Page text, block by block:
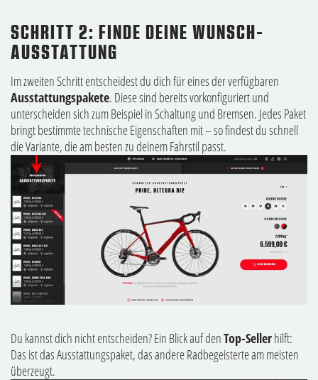
SCHRITT 2: FINDE DEINE WUNSCH-
AUSSTATTUNG
Im zweiten Schritt entscheidest du dich für eines der verfügbaren
Ausstattungspakete. Diese sind bereits vorkonfiguriert und
unterscheiden sich zum Beispiel in Schaltung und Bremsen. Jedes Paket
bringt bestimmte technische Eigenschaften mit – so findest du schnell
die Variante, die am besten zu deinem Fahrstil passt.
Du kannst dich nicht entscheiden? Ein Blick auf denTop-Sellerhilft:
Das ist das Ausstattungspaket, das andere Radbegeisterte am meisten
überzeugt.